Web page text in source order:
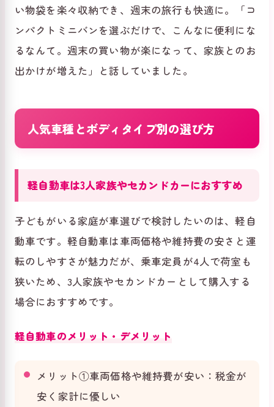
い物袋を楽々収納でき、週末の旅行も快適に。「コ
ンパクトミニバンを選ぶだけで、こんなに便利にな
るなんて。週末の買い物が楽になって、家族とのお
出かけが増えた」と話していました。
人気車種とボディタイプ別の選び方
軽自動車は3人家族やセカンドカーにおすすめ
子どもがいる家庭が車選びで検討したいのは、軽自
動車です。軽自動車は車両価格や維持費の安さと運
転のしやすさが魅力だが、乗車定員が4人で荷室も
狭いため、3人家族やセカンドカーとして購入する
場合におすすめです。
軽自動車のメリット・デメリット
メリット①車両価格や維持費が安い：税金が
安く家計に優しい